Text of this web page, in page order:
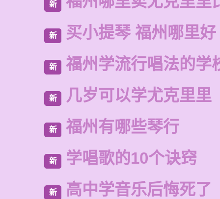
新
新 买小提琴 福州哪里好
新 福州学流行唱法的学
新 几岁可以学尤克里里
新 福州有哪些琴行
新 学唱歌的10个诀窍
新 高中学音乐后悔死了